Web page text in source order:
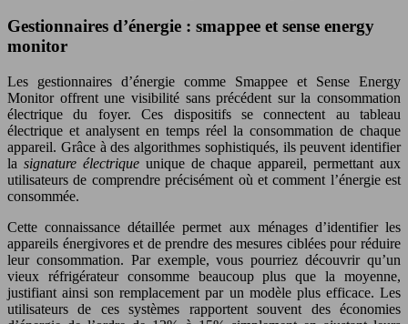
Gestionnaires d’énergie : smappee et sense energy
monitor
Les gestionnaires d’énergie comme Smappee et Sense Energy
Monitor offrent une visibilité sans précédent sur la consommation
électrique du foyer. Ces dispositifs se connectent au tableau
électrique et analysent en temps réel la consommation de chaque
appareil. Grâce à des algorithmes sophistiqués, ils peuvent identifier
la signature électrique unique de chaque appareil, permettant aux
utilisateurs de comprendre précisément où et comment l’énergie est
consommée.
Cette connaissance détaillée permet aux ménages d’identifier les
appareils énergivores et de prendre des mesures ciblées pour réduire
leur consommation. Par exemple, vous pourriez découvrir qu’un
vieux réfrigérateur consomme beaucoup plus que la moyenne,
justifiant ainsi son remplacement par un modèle plus efficace. Les
utilisateurs de ces systèmes rapportent souvent des économies